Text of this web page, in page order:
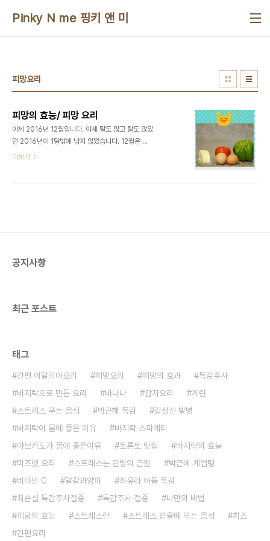
Pinky N me 핑키 앤 미
피망요리
피망의 효능/ 피망 요리
이제 2016년 12월입니다. 이제 말도 많고 탈도 많았
던 2016년이 1달밖에 남지 않았습니다. 12월은 굉
장히 비타민이 필요한 달입니다. 영양제로 보충을 해
와 비슷하지만 잎이 넓고 크며, 과실이 대형이고 사자
더보기
공지사항
최근 포스트
태그
간편 이탈리아요리 피망요리 피망의 효과
독감주사
바지락으로 만든 요리
바나나 감자요리
계란
스트레스 푸는 음식
박근혜 독감
갑상선 발병
바지락이 몸에 좋은 이유
바지락 스파게티
아보카도가 몸에 좋은이유
토론토 맛집
바지락의 효늘
미즈넷 요리
스트레스는 만병의 근원
박근혜 계엄령
비타민 C
달걀과양파
최유라 아들 독감
최순실 독감주사접종
독감주사 접종
나만의 비법
피망의 효능
스트레스란 스트레스 받을때 먹는 음식
치즈
간편요리